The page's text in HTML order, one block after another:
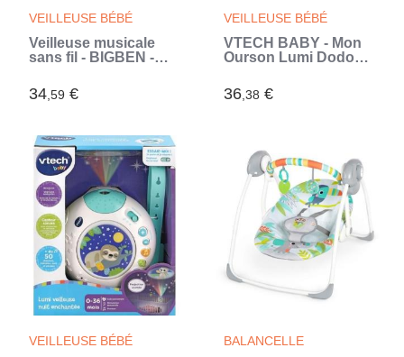
VEILLEUSE BÉBÉ
Veilleuse musicale
sans fil - BIGBEN -
360° - 13 films - 8
mélodies -
34,59 €
VEILLEUSE BÉBÉ
VTECH BABY - Mon
Ourson Lumi Dodo
36,38 €
VEILLEUSE BÉBÉ BALANCELLE